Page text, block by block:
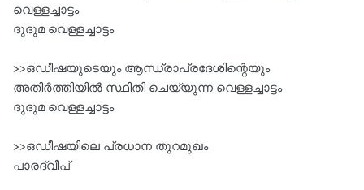
വെള്ളച്ചാട്ടം
ദുദുമ വെള്ളച്ചാട്ടം
>>ഒഡീഷയുടെയും ആന്ധ്രാപ്രദേശിന്റെയും
അതിർത്തിയിൽ സ്ഥിതി ചെയ്യുന്ന വെള്ളച്ചാട്ടം
ദുദുമ വെള്ളച്ചാട്ടം
>>ഒഡീഷയിലെ പ്രധാന തുറമുഖം
പാരദ്വീപ്‌